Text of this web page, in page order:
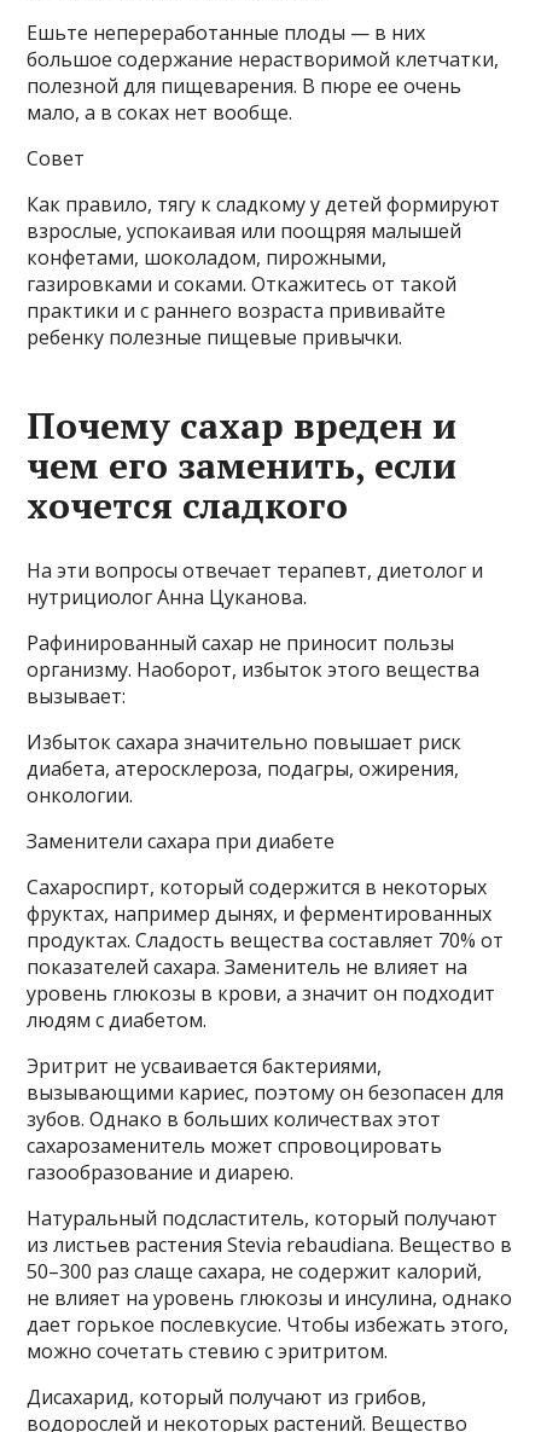
Ешьте непереработанные плоды — в них
большое содержание нерастворимой клетчатки,
полезной для пищеварения. В пюре ее очень
мало, а в соках нет вообще.
Совет
Как правило, тягу к сладкому у детей формируют
взрослые, успокаивая или поощряя малышей
конфетами, шоколадом, пирожными,
газировками и соками. Откажитесь от такой
практики и с раннего возраста прививайте
ребенку полезные пищевые привычки.
Почему сахар вреден и
чем его заменить, если
хочется сладкого
На эти вопросы отвечает терапевт, диетолог и
нутрициолог Анна Цуканова.
Рафинированный сахар не приносит пользы
организму. Наоборот, избыток этого вещества
вызывает:
Избыток сахара значительно повышает риск
диабета, атеросклероза, подагры, ожирения,
онкологии.
Заменители сахара при диабете
Сахароспирт, который содержится в некоторых
фруктах, например дынях, и ферментированных
продуктах. Сладость вещества составляет 70% от
показателей сахара. Заменитель не влияет на
уровень глюкозы в крови, а значит он подходит
людям с диабетом.
Эритрит не усваивается бактериями,
вызывающими кариес, поэтому он безопасен для
зубов. Однако в больших количествах этот
сахарозаменитель может спровоцировать
газообразование и диарею.
Натуральный подсластитель, который получают
из листьев растения Stevia rebaudiana. Вещество в
50–300 раз слаще сахара, не содержит калорий,
не влияет на уровень глюкозы и инсулина, однако
дает горькое послевкусие. Чтобы избежать этого,
можно сочетать стевию с эритритом.
Дисахарид, который получают из грибов,
водорослей и некоторых растений. Вещество